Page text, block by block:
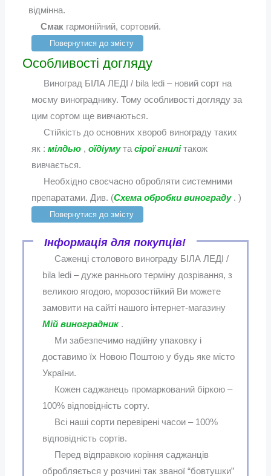
відмінна.
Смак гармонійний, сортовий.
Повернутися до змісту
Особливості догляду
Виноград БІЛА ЛЕДІ / bila ledi – новий сорт на
моєму винограднику. Тому особливості догляду за
цим сортом ще вивчаються.
Стійкість до основних хвороб винограду таких
як :мілдью ,оїдіуму тасірої гнилітакож
вивчається.
Необхідно своєчасно обробляти системними
препаратами. Див. (Схема обробки винограду . )
Повернутися до змісту
Інформація для покупців!
Саженці столового винограду БІЛА ЛЕДІ /
bila ledi – дуже раннього терміну дозрівання, з
великою ягодою, морозостійкий Ви можете
замовити на сайті нашого інтернет-магазину
Мій виноградник .
Ми забезпечимо надійну упаковку і
доставимо їх Новою Поштою у будь яке місто
України.
Кожен саджанець промаркований біркою –
100% відповідність сорту.
Всі наші сорти перевірені часои – 100%
відповідність сортів.
Перед відправкою коріння саджанців
обробляється у розчині так званої “бовтушки”